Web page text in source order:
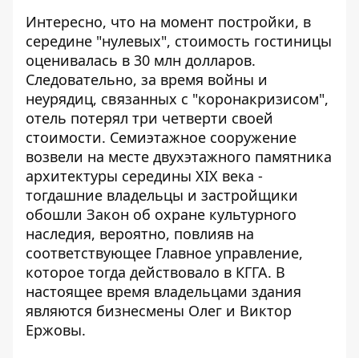
Интересно, что на момент постройки, в
середине "нулевых", стоимость гостиницы
оценивалась в 30 млн долларов.
Следовательно, за время войны и
неурядиц, связанных с "коронакризисом",
отель потерял три четверти своей
стоимости. Семиэтажное сооружение
возвели на месте двухэтажного памятника
архитектуры середины XIX века -
тогдашние владельцы и застройщики
обошли Закон об охране культурного
наследия, вероятно, повлияв на
соответствующее Главное управление,
которое тогда действовало в КГГА. В
настоящее время владельцами здания
являются бизнесмены Олег и Виктор
Ержовы.